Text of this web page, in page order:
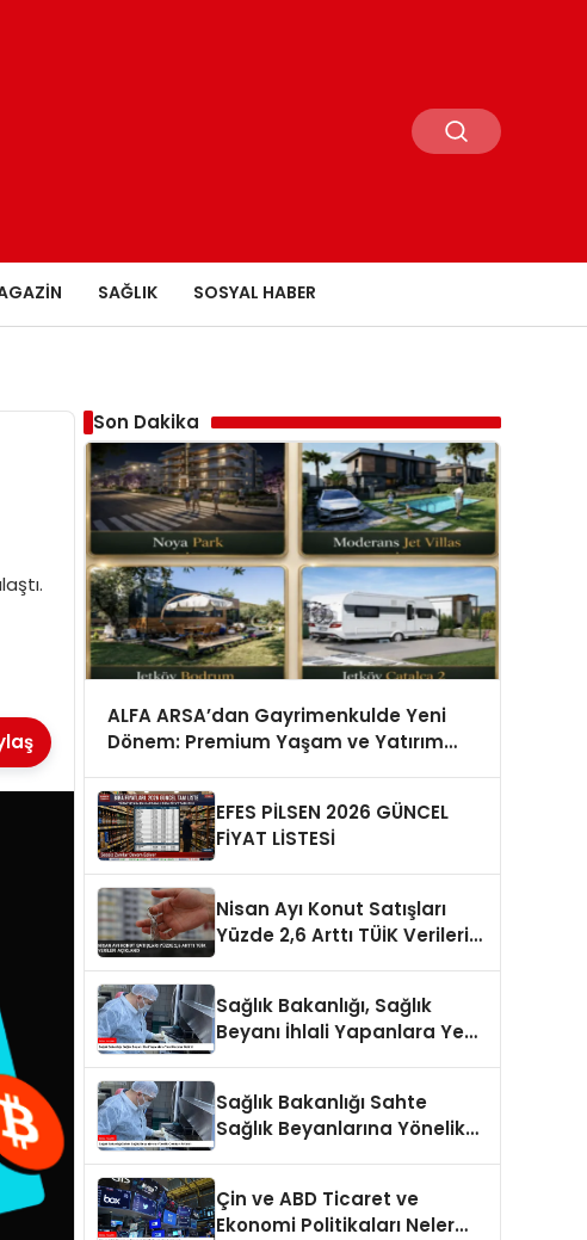
SAĞLIK SOSYAL HABER
Son Dakika
ALFA ARSA’dan Gayrimenkulde Yeni
Dönem: Premium Yaşam ve Yatırım
EFES PİLSEN 2026 GÜNCEL
FİYAT LİSTESİ
Nisan Ayı Konut Satışları
Yüzde 2,6 Arttı TÜİK Verileri
Sağlık Bakanlığı, Sağlık
Beyanı İhlali Yapanlara Yeni
Sağlık Bakanlığı Sahte
Sağlık Beyanlarına Yönelik
Çin ve ABD Ticaret ve
Ekonomi Politikaları Neler